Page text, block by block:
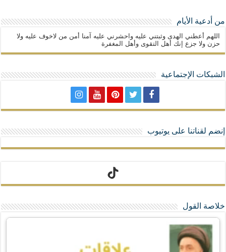
من أدعية الأيام
اللهم أعطني الهدى وثبتني عليه واحشرني عليه آمنا أمن من لاخوف عليه ولا
حزن ولا جزع إنك أهل التقوى وأهل المغفرة
الشبكات الإجتماعية
إنضم لقناتنا على يوتيوب
تيك توك
خلاصة القول